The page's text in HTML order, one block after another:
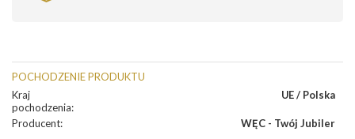
POCHODZENIE PRODUKTU
Kraj
pochodzenia:
UE / Polska
Producent: WĘC - Twój Jubiler